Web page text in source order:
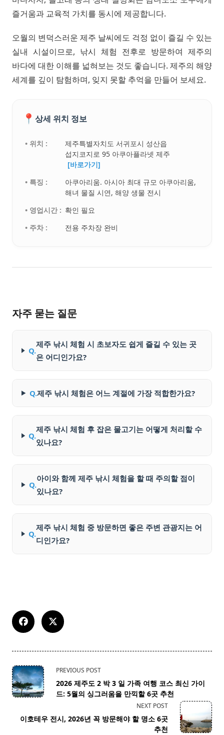
즐거움과 교육적 가치를 동시에 제공합니다.
오월의 변덕스러운 제주 날씨에도 걱정 없이 즐길 수 있는
실내 시설이므로, 낚시 체험 전후로 방문하여 제주의
바다에 대한 이해를 넓혀보는 것도 좋습니다. 제주의 해양
세계를 깊이 탐험하며, 잊지 못할 추억을 만들어 보세요.
📍 상세 위치 정보
• 위치 :
제주특별자치도 서귀포시 성산읍
섭지코지로 95 아쿠아플라넷 제주
[바로가기]
• 특징 :
아쿠아리움. 아시아 최대 규모 아쿠아리움,
해녀 물질 시연, 해양 생물 전시
• 영업시간 : 확인 필요
• 주차 :
전용 주차장 완비
자주 묻는 질문
Q.
제주 낚시 체험 시 초보자도 쉽게 즐길 수 있는 곳
은 어디인가요?
Q.제주 낚시 체험은 어느 계절에 가장 적합한가요?
Q.
제주 낚시 체험 후 잡은 물고기는 어떻게 처리할 수
있나요?
Q.
아이와 함께 제주 낚시 체험을 할 때 주의할 점이
있나요?
Q.
제주 낚시 체험 중 방문하면 좋은 주변 관광지는 어
디인가요?
<span
class="nav-
subtitle
reader-
PREVIOUS POST
2026 제주도 2 박 3 일 가족 여행 코스 최신 가이
드: 5월의 싱그러움을 만끽할 6곳 추천
NEXT POST
이호테우 전시, 2026년 꼭 방문해야 할 명소 6곳
추천